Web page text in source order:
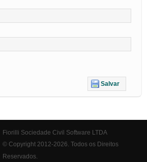
Salvar
Fiorilli Sociedade Civil Software LTDA
© Copyright 2012-2026. Todos os Direitos
Reservados.